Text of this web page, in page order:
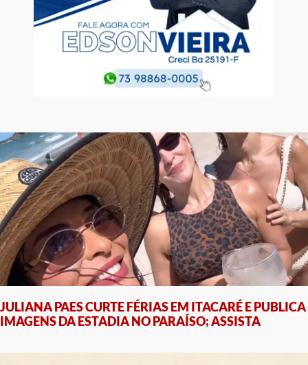
JULIANA PAES CURTE FÉRIAS EM ITACARÉ E PUBLICA
IMAGENS DA ESTADIA NO PARAÍSO; ASSISTA